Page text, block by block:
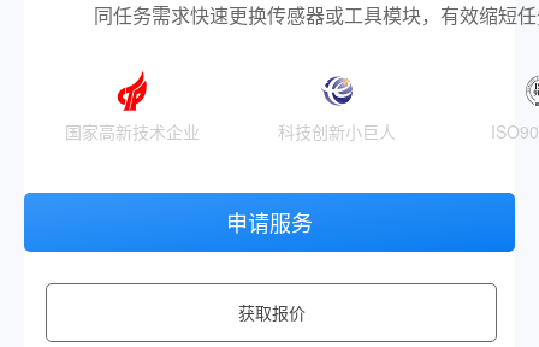
同任务需求快速更换传感器或工具模块，有效缩短
国家高新技术企业 科技创新小巨人
申请服务
获取报价